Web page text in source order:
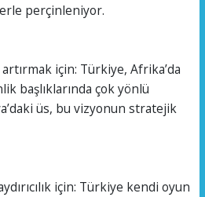
perçinleniyor.
için: Türkiye, Afrika’da
başlıklarında çok yönlü
üs, bu vizyonun stratejik
için: Türkiye kendi oyun